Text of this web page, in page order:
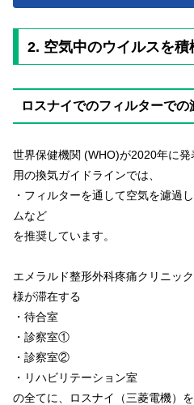
2. 空気中のウイルスを積
ロスナイでのフィルターで
世界保健機関 (WHO)が2020年に
用の換気ガイドラインでは、
・フィルターを通して空気を濾過
ムなど
を推奨しています。
エメラルド整形外科疼痛クリニッ
様が滞在する
・待合室
・診察室①
・診察室②
・リハビリテーション室
の全てに、ロスナイ（三菱電機）を